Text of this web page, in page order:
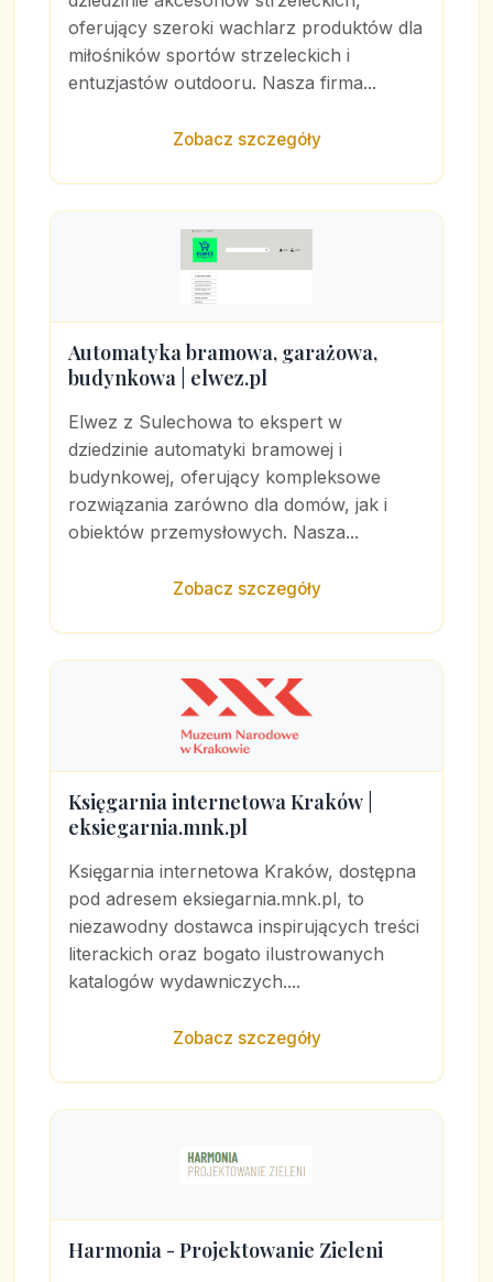
oferujący szeroki wachlarz produktów dla
miłośników sportów strzeleckich i
entuzjastów outdooru. Nasza firma...
Zobacz szczegóły
Automatyka bramowa, garażowa,
budynkowa | elwez.pl
Elwez z Sulechowa to ekspert w
dziedzinie automatyki bramowej i
budynkowej, oferujący kompleksowe
rozwiązania zarówno dla domów, jak i
obiektów przemysłowych. Nasza...
Zobacz szczegóły
Księgarnia internetowa Kraków |
eksiegarnia.mnk.pl
Księgarnia internetowa Kraków, dostępna
pod adresem eksiegarnia.mnk.pl, to
niezawodny dostawca inspirujących treści
literackich oraz bogato ilustrowanych
katalogów wydawniczych....
Zobacz szczegóły
Harmonia - Projektowanie Zieleni